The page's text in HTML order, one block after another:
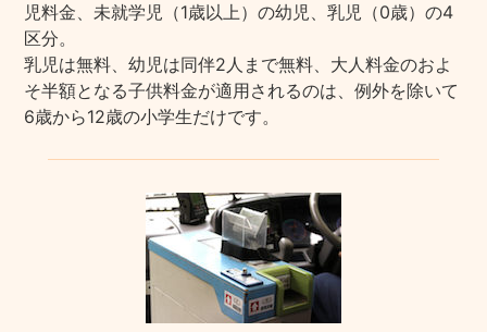
児料金、未就学児（1歳以上）の幼児、乳児（0歳）の4
区分。
乳児は無料、幼児は同伴2人まで無料、大人料金のおよ
そ半額となる子供料金が適用されるのは、例外を除いて
6歳から12歳の小学生だけです。